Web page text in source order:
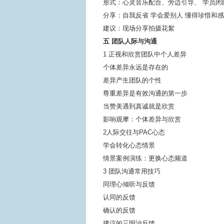
形式：心灵音乐配合、旁边引导、 学员
分享：自我反省 学会爱别人 懂得珍惜和
建议：现场分享拍摄花絮
五 团队人际与沟通
1 正视和欣赏团队中个人差异
个体差异永远是存在的
差异产生团队的个性
尊重差异是有效沟通的第一步
当赞美遇到真诚就是欣赏
影响观摩：个体差异与欣赏
2人际交往与PAC心态
学会转化心态情景
情景案例演练：更换心态频道
3 团队沟通常用技巧
同理心倾听与反馈
认同的反馈
确认的反馈